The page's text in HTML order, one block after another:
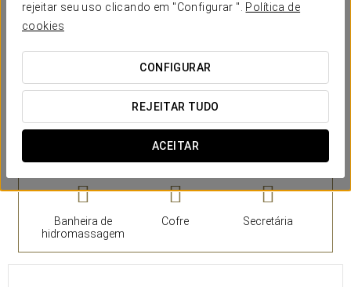
rejeitar seu uso clicando em "Configurar ". Política de
cookies
CONFIGURAR
REJEITAR TUDO
ACEITAR
Em todos os quartos, a casa de banho, o lavatório e a banheira
estão separados, o que confere um estilo bastante
SERVIÇOS EM DESTAQUE
Quartos
Banheira de
hidromassagem
Cofre Secretária